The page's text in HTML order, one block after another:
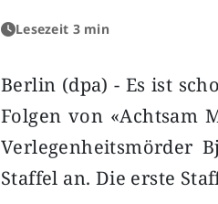
Lesezeit 3 min
Berlin (dpa) - Es ist
Folgen von «Achtsam
Verlegenheitsmörder
Staffel an. Die erste